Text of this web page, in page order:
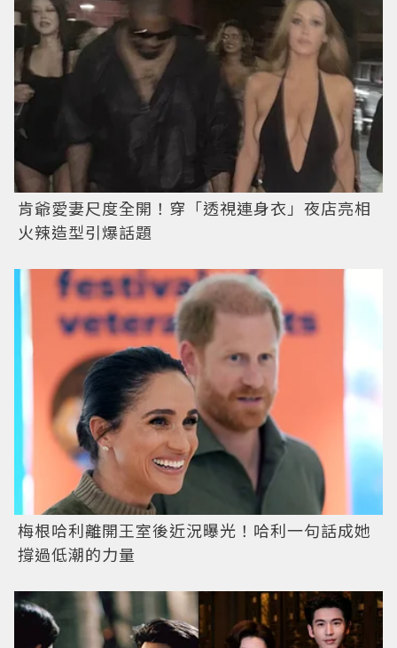
肯爺愛妻尺度全開！穿「透視連身衣」夜店亮相
火辣造型引爆話題
梅根哈利離開王室後近況曝光！哈利一句話成她
撐過低潮的力量